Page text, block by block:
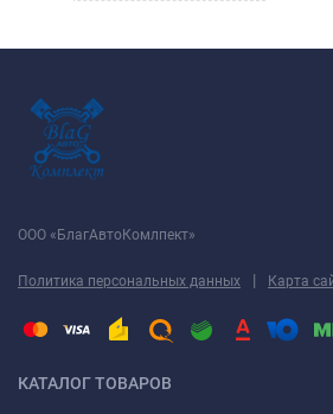
ООО «БлагАвтоКомлпект»
Политика персональных данных | Карта
КАТАЛОГ ТОВАРОВ